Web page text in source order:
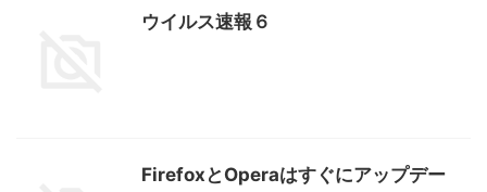
ウイルス速報６
FirefoxとOperaはすぐにアップデー